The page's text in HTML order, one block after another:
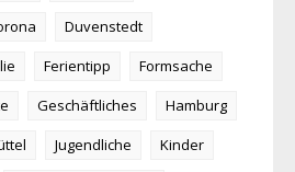
Duvenstedt
Ferientipp
Formsache
Geschäftliches
Hamburg
Jugendliche
Kinder